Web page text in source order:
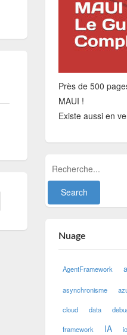
Près de 500
MAUI !
Existe aussi en
Nuage
AgentFramework
asynchronisme
cloud data
framework IA